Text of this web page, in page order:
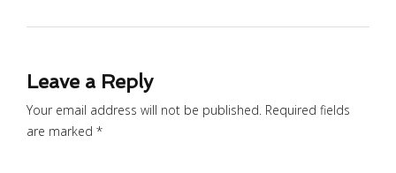
Leave a Reply
Your email address will not be published. Required fields
are marked *